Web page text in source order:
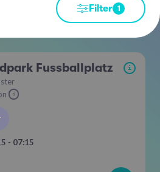
Filter 1
Fussballplatz i
i
- 07:15